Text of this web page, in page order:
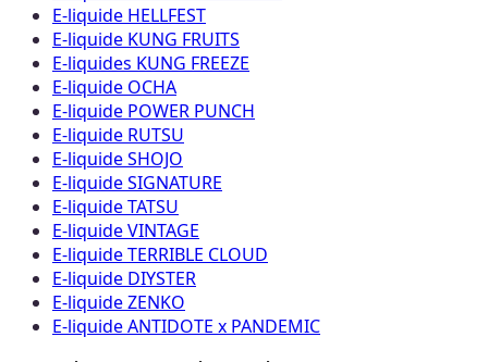
E-liquide HELLFEST
E-liquide KUNG FRUITS
E-liquides KUNG FREEZE
E-liquide OCHA
E-liquide POWER PUNCH
E-liquide RUTSU
E-liquide SHOJO
E-liquide SIGNATURE
E-liquide TATSU
E-liquide VINTAGE
E-liquide TERRIBLE CLOUD
E-liquide DIYSTER
E-liquide ZENKO
E-liquide ANTIDOTE x PANDEMIC